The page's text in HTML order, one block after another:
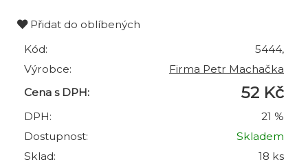
Přidat do oblíbených
Kód:
5444,
Výrobce:
Firma Petr Machačka
Cena s DPH:
52 Kč
DPH:
21 %
Dostupnost:
Skladem
Sklad:
18 ks